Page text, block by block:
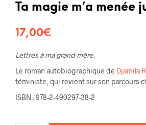
basé sur
notations
Ta magie m’a menée
17,00€
Lettres à ma grand-mère.
Le roman autobiographique de Djamila
féministe, qui revient sur son parcours
ISBN : 978-2-490297-38-2